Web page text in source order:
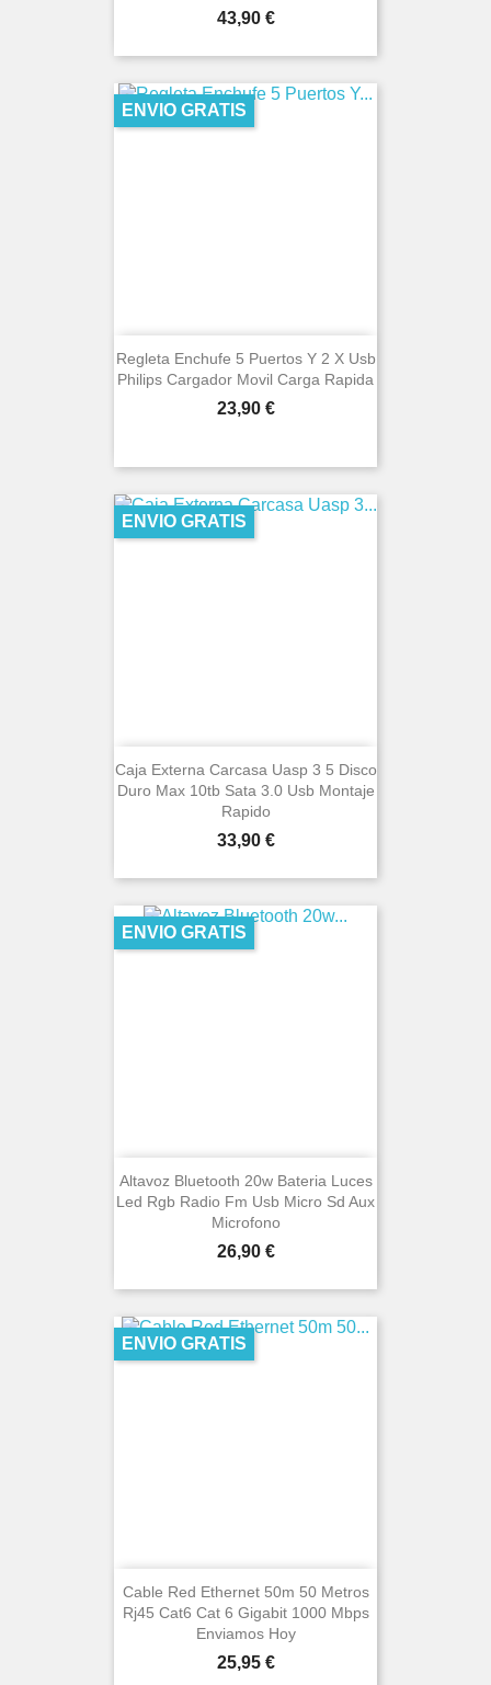
Precio
43,90 €
Regleta Enchufe 5 Puertos Y 2 X Usb
Philips Cargador Movil Carga Rapida
Precio
23,90 €
ENVIO GRATIS
Caja Externa Carcasa Uasp 3 5 Disco
Duro Max 10tb Sata 3.0 Usb Montaje
Rapido
Precio
33,90 €
ENVIO GRATIS
Altavoz Bluetooth 20w Bateria Luces
Led Rgb Radio Fm Usb Micro Sd Aux
Microfono
Precio
26,90 €
ENVIO GRATIS
Cable Red Ethernet 50m 50 Metros
Rj45 Cat6 Cat 6 Gigabit 1000 Mbps
Enviamos Hoy
Precio
25,95 €
ENVIO GRATIS